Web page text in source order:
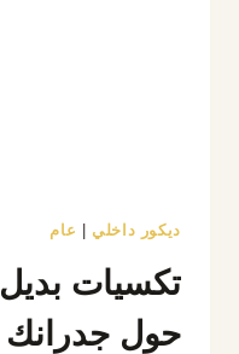
ديكور داخلي عام
تكسيات
حول جدرانك